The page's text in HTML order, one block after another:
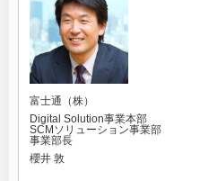
富士通（株）
Digital Solution事業本部
SCMソリューション事業部
事業部長
櫻井 敦